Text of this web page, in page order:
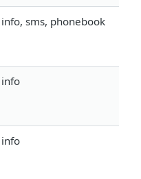
info, sms, phonebook
info
info